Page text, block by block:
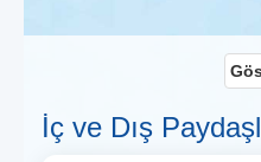
İç ve Dış